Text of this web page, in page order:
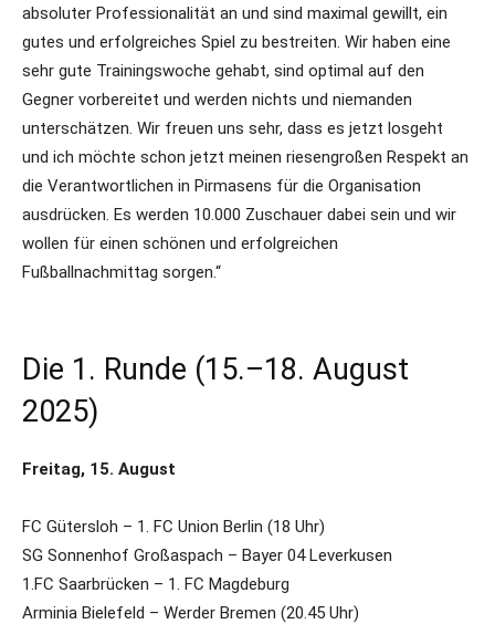
absoluter Professionalität an und sind maximal gewillt, ein
gutes und erfolgreiches Spiel zu bestreiten. Wir haben eine
sehr gute Trainingswoche gehabt, sind optimal auf den
Gegner vorbereitet und werden nichts und niemanden
unterschätzen. Wir freuen uns sehr, dass es jetzt losgeht
und ich möchte schon jetzt meinen riesengroßen Respekt an
die Verantwortlichen in Pirmasens für die Organisation
ausdrücken. Es werden 10.000 Zuschauer dabei sein und wir
wollen für einen schönen und erfolgreichen
Fußballnachmittag sorgen.“
Die 1. Runde (15.–18. August
2025)
Freitag, 15. August
FC Gütersloh – 1. FC Union Berlin (18 Uhr)
SG Sonnenhof Großaspach – Bayer 04 Leverkusen
1.FC Saarbrücken – 1. FC Magdeburg
Arminia Bielefeld – Werder Bremen (20.45 Uhr)